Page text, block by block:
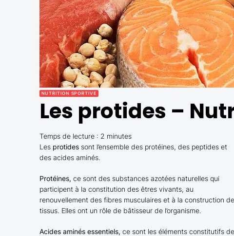
NUTRITION SPORTIVE
Les protides –
Temps de lecture : 2 minutes
Les protidessont l’ensemble des protéines, des peptides et
des acides aminés.
Protéines, ce sont des substances azotées naturelles qui
participent à la constitution des êtres vivants, au
renouvellement des fibres musculaires et à la construction
tissus. Elles ont un rôle de bâtisseur de l’organisme.
Acides aminés essentiels, ce sont les éléments constitutifs